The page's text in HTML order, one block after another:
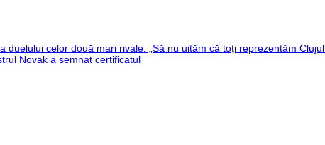
duelului celor două mari rivale: „Să nu uităm că toți reprezentăm
Novak a semnat certificatul